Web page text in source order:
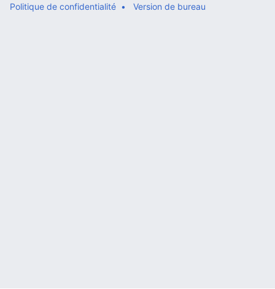
Politique de confidentialité Version de bureau